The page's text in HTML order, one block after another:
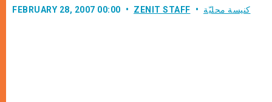
FEBRUARY 28, 2007 00:00 ZENIT STAFF كنيسة محليّة